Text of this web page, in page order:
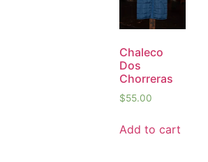
Chaleco
Dos
Chorreras
$55.00
Add to cart